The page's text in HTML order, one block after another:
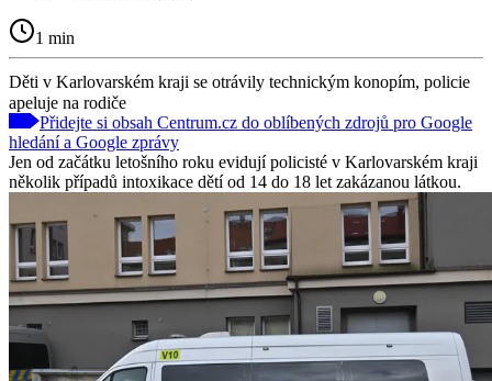
1 min
Děti v Karlovarském kraji se otrávily technickým konopím, policie
apeluje na rodiče
Přidejte si obsah Centrum.cz do oblíbených zdrojů pro Google
hledání a Google zprávy
Jen od začátku letošního roku evidují policisté v Karlovarském kraji
několik případů intoxikace dětí od 14 do 18 let zakázanou látkou.